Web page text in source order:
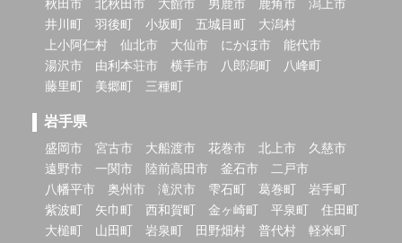
秋田市 北秋田市 大館市 男鹿市 鹿角市
潟上市
井川町
羽後町 小坂町 五城目町
大潟村
上小阿仁村
仙北市 大仙市 にかほ市
能代市
湯沢市
由利本荘市 横手市 八郎潟町
八峰町
藤里町
美郷町 三種町
岩手県
盛岡市 宮古市 大船渡市 花巻市 北上市
久慈市
遠野市
一関市 陸前高田市 釜石市
二戸市
八幡平市
奥州市 滝沢市 雫石町 葛巻町
岩手町
紫波町
矢巾町 西和賀町 金ヶ崎町 平泉町
住田町
大槌町
山田町 岩泉町 田野畑村 普代村
軽米町